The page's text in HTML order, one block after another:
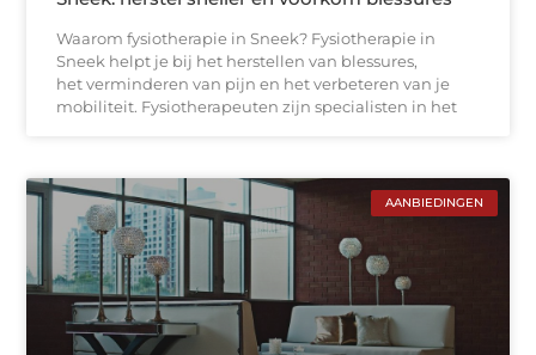
Waarom fysiotherapie in Sneek? Fysiotherapie in
Sneek helpt je bij het herstellen van blessures,
het verminderen van pijn en het verbeteren van je
mobiliteit. Fysiotherapeuten zijn specialisten in het
AANBIEDINGEN